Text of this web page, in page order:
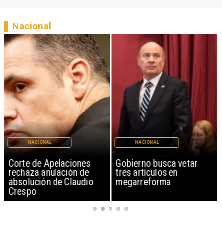
Corte de Apelaciones
rechaza anulación de
absolución de Claudio
Crespo
NACIONAL
Gobierno busca vetar
tres artículos en
megarreforma
NACIONAL
Nacional